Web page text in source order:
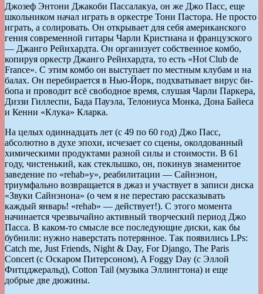
Джозеф Энтони Джакоби Пассалакуа, он же Джо Пасс, еще
школьником начал играть в оркестре Тони Пастора. Не просто
играть, а солировать. Он открывает для себя американского
гения современной гитары Чарли Кристиана и французского
— Джанго Рейнхардта. Он организует собственное комбо,
копируя оркестр Джанго Рейнхардта, то есть «Hot Club de
France». С этим комбо он выступает по местным клубам и на
балах. Он перебирается в Нью-Йорк, подхватывает вирус би-
бопа и проводит всё свободное время, слушая Чарли Паркера,
Диззи Гиллеспи, Бада Пауэла, Телониуса Монка, Дона Байеса
и Кенни «Клука» Кларка.
На целых одиннадцать лет (с 49 по 60 год) Джо Пасс,
абсолютно в духе эпохи, исчезает со сцены, околдованный
химическими продуктами разной силы и стоимости. В 61
году, чистенький, как стеклышко, он, покинув знаменитое
заведение по «rehab»у», реабилитации — Сайнэнон,
триумфально возвращается в джаз и участвует в записи диска
«Звуки Сайнэнона» (о чем я не перестаю рассказывать
каждый январь! «rehab» — действует!). С этого момента
начинается чрезвычайно активный творческий период Джо
Пасса. В каком-то смысле все последующие диски, как бы
бубнили: нужно наверстать потерянное. Так появились LPs:
Catch me, Just Friends, Night & Day, For Django, The Paris
Concert (с Оскаром Питерсоном), A Foggy Day (с Эллой
Фитцджеральд), Cotton Tail (музыка Эллингтона) и еще
добрые две дюжины.